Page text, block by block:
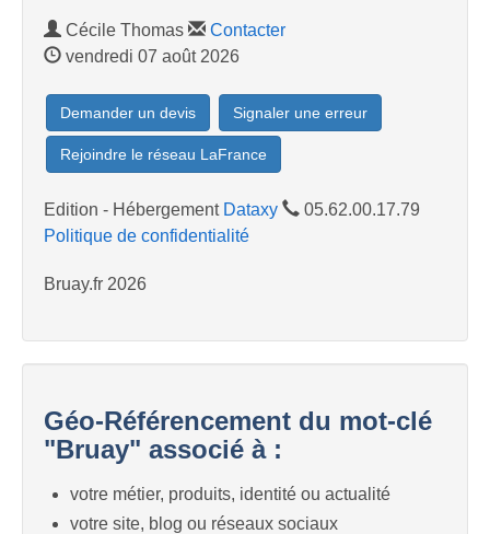
Cécile Thomas
Contacter
vendredi 07 août 2026
Demander un devis Signaler une erreur
Rejoindre le réseau LaFrance
Edition - Hébergement Dataxy
05.62.00.17.79
Politique de confidentialité
Bruay.fr 2026
Géo-Référencement du mot-clé
"Bruay" associé à :
votre métier, produits, identité ou actualité
votre site, blog ou réseaux sociaux